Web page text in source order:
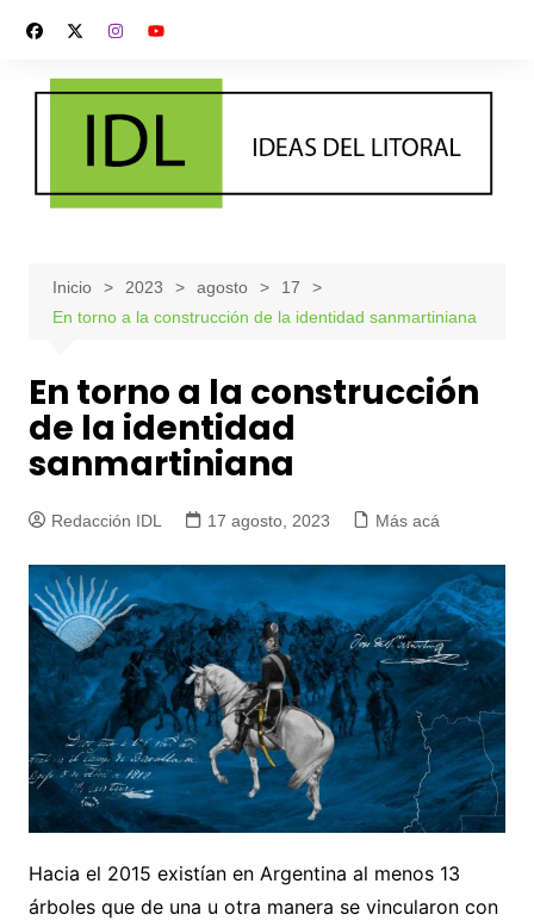
contenido
Inicio 2023 agosto
17
En torno a la construcción de la identidad sanmartiniana
En torno a la construcción
de la identidad
sanmartiniana
Redacción IDL 17 agosto, 2023 Más acá
Hacia el 2015 existían en Argentina al menos 13
árboles que de una u otra manera se vincularon con